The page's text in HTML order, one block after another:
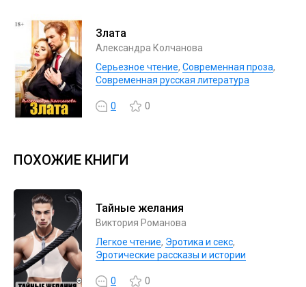
Злата
Александра Колчанова
Серьезное чтение, Современная проза,
Современная русская литература
0 0
ПОХОЖИЕ КНИГИ
Тайные желания
Виктория Романова
Легкое чтение, Эротика и секс,
Эротические рассказы и истории
0 0